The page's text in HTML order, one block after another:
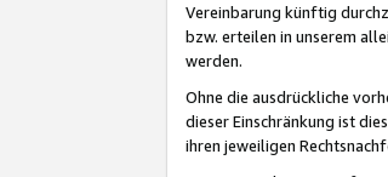
Vereinbarung künftig
bzw. erteilen in unserem
werden.
Ohne die ausdrückliche
dieser Einschränkung ist
ihren jeweiligen